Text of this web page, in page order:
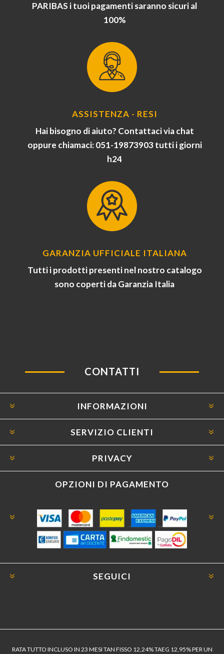
PARIBAS i tuoi pagamenti saranno sicuri al
100%
ASSISTENZA - RESI
Hai bisogno di aiuto? Contattaci via chat
oppure chiamaci: 051-19873903 tutti i giorni
h24
GARANZIA UFFICIALE ITALIANA
Tutti i prodotti presenti nel nostro catalogo
sono coperti da Garanzia Italia
CONTATTI
INFORMAZIONI
SERVIZIO CLIENTI
PRIVACY
OPZIONI DI PAGAMENTO
SEGUICI
RATA TUTTO INCLUSO IN 23 MESI TAN FISSO 12,24% TAEG 12,95% PER UN